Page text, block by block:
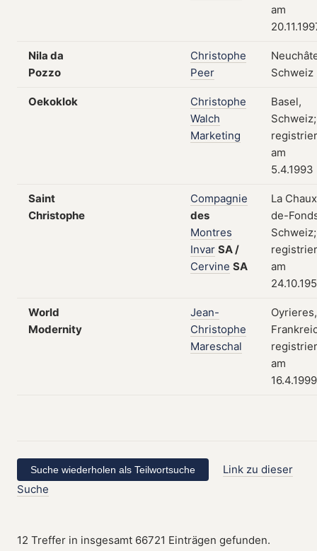
am
Nila da
Pozzo
Christophe
Peer
Schweiz
Oekoklok
Christophe
Walch
Marketing
Basel,
Schweiz;
am
5.4.1993
Saint
Christophe
Compagnie
des
Montres
Invar SA/
Cervine SA
La
de-
Schweiz;
am
World
Modernity
Jean-
Christophe
Mareschal
Oyrieres,
am
16.4.1999
Link zu dieser
Suche
12 Treffer in insgesamt 66721 Einträgen gefunden.